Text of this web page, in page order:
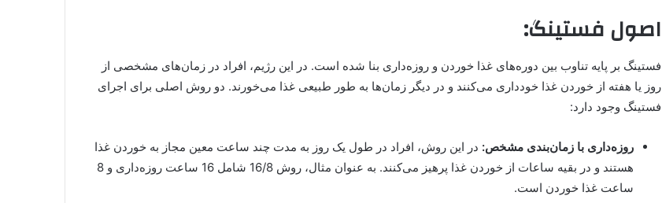
اصول فستینگ:
فستینگ بر پایه تناوب بین دوره‌های غذا خوردن و روزه‌داری بنا شده است. در این رژیم، افراد در زمان‌های مشخصی از
روز یا هفته از خوردن غذا خودداری می‌کنند و در دیگر زمان‌ها به طور طبیعی غذا می‌خورند. دو روش اصلی برای اجرای
فستینگ وجود دارد:
روزه‌داری با زمان‌بندی مشخص: در این روش، افراد در طول یک روز به مدت چند ساعت معین مجاز به خوردن غذا
هستند و در بقیه ساعات از خوردن غذا پرهیز می‌کنند. به عنوان مثال، روش 16/8 شامل 16 ساعت روزه‌داری و 8
ساعت غذا خوردن است.